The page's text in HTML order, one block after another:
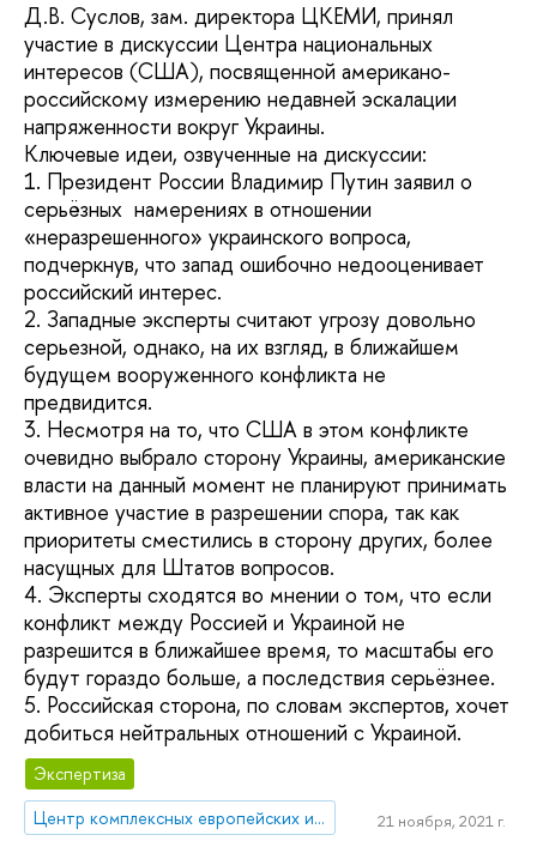
Д.В. Суслов, зам. директора ЦКЕМИ, принял
участие в дискуссии Центра национальных
интересов (США), посвященной американо-
российскому измерению недавней эскалации
напряженности вокруг Украины.
Ключевые идеи, озвученные на дискуссии:
1. Президент России Владимир Путин заявил о
серьёзных намерениях в отношении
«неразрешенного» украинского вопроса,
подчеркнув, что запад ошибочно недооценивает
российский интерес.
2. Западные эксперты считают угрозу довольно
серьезной, однако, на их взгляд, в ближайшем
будущем вооруженного конфликта не
предвидится.
3. Несмотря на то, что США в этом конфликте
очевидно выбрало сторону Украины, американские
власти на данный момент не планируют принимать
активное участие в разрешении спора, так как
приоритеты сместились в сторону других, более
насущных для Штатов вопросов.
4. Эксперты сходятся во мнении о том, что если
конфликт между Россией и Украиной не
разрешится в ближайшее время, то масштабы его
будут гораздо больше, а последствия серьёзнее.
5. Российская сторона, по словам экспертов, хочет
добиться нейтральных отношений с Украиной.
Экспертиза
Центр комплексных европейских и международных исследований (ЦКЕМИ)
21 ноября, 2021 г.